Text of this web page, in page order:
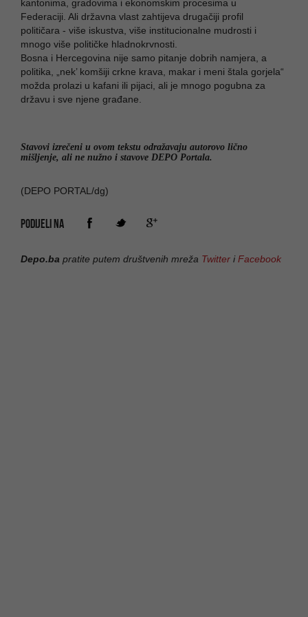
kantonima, gradovima i ekonomskim procesima u
Federaciji. Ali državna vlast zahtijeva drugačiji profil
političara - više iskustva, više institucionalne mudrosti i
mnogo više političke hladnokrvnosti.
Bosna i Hercegovina nije samo pitanje dobrih namjera, a
politika, „nek’ komšiji crkne krava, makar i meni štala gorjela“
možda prolazi u kafani ili pijaci, ali je mnogo pogubna za
državu i sve njene građane.
Stavovi izrečeni u ovom tekstu odražavaju autorovo lično
mišljenje, ali ne nužno i stavove DEPO Portala.
(DEPO PORTAL/dg)
PODIJELI NA
Depo.ba pratite putem društvenih mreža Twitter iFacebook